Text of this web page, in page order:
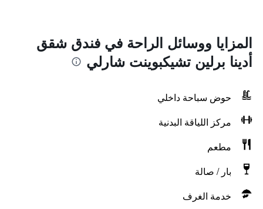
المزايا ووسائل الراحة في فندق شقق
أدينا برلين تشيكبوينت شارلي
حوض سباحة داخلي
مركز اللياقة البدنية
مطعم
بار / صالة
خدمة الغرف